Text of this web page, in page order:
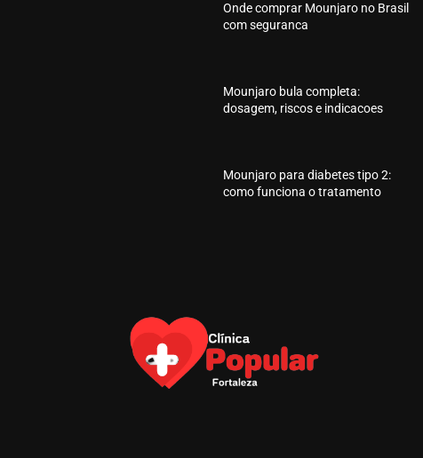
Onde comprar Mounjaro no Brasil
com seguranca
Mounjaro bula completa:
dosagem, riscos e indicacoes
Mounjaro para diabetes tipo 2:
como funciona o tratamento